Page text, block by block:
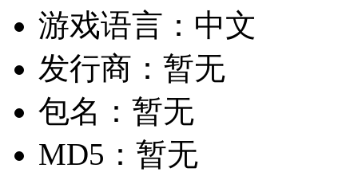
游戏语言： 中文
发行商： 暂无
包名： 暂无
MD5： 暂无